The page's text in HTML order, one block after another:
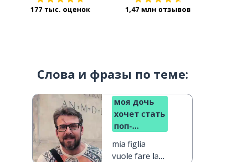
177 тыс. оценок 1,47 млн отзывов
Слова и фразы по теме:
моя дочь
хочет стать
поп-
звездой
mia figlia
vuole fare la